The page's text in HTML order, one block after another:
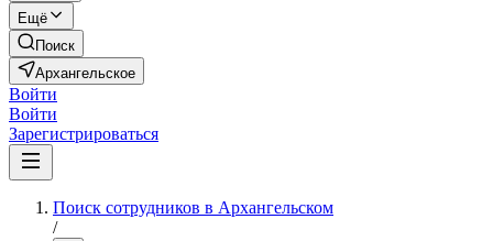
Ещё
Поиск
Архангельское
Войти
Войти
Зарегистрироваться
Поиск сотрудников в Архангельском
/